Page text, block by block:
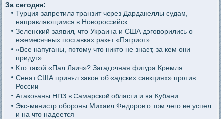
За сегодня:
Турция запретила транзит через Дарданеллы судам,
направляющимся в Новороссийск
Зеленский заявил, что Украина и США договорились о
ежемесячных поставках ракет «Пэтриот»
«Все напуганы, потому что никто не знает, за кем они
придут»
Кто такой «Пал Лаич»? Загадочная фигура Кремля
Сенат США принял закон об «адских санкциях» против
России
Атакованы НПЗ в Самарской области и на Кубани
Экс-министр обороны Михаил Федоров о том чего не успел
и на что надеется